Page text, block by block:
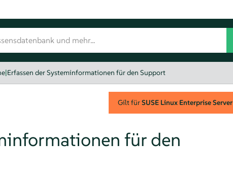
|Erfassen der Systeminformationen für den Support
Gilt fürSUSE Linux Enterprise Server
für den